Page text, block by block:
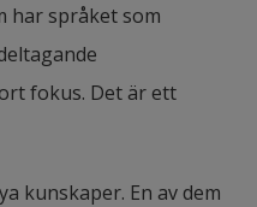
har språket som
fokus. Det är ett
kunskaper. En av dem